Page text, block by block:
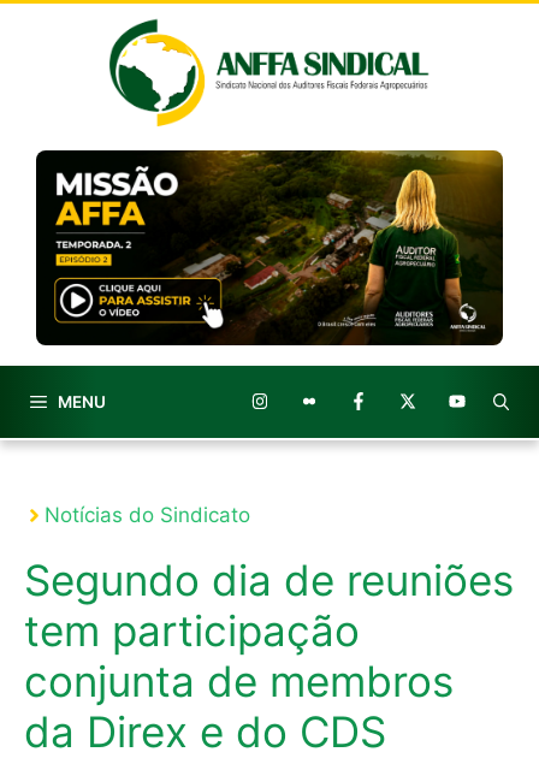
MENU
Notícias do Sindicato
Segundo dia de reuniões
tem participação
conjunta de membros
da Direx e do CDS